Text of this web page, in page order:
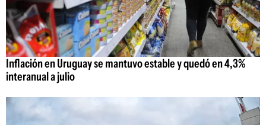
Inflación en Uruguay se mantuvo estable y quedó en 4,3%
interanual a julio